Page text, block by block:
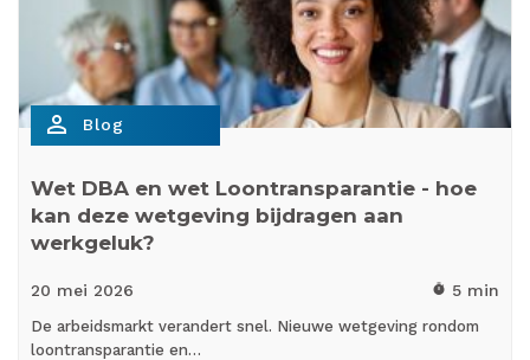
person_outline Blog
Wet DBA en wet Loontransparantie - hoe
kan deze wetgeving bijdragen aan
werkgeluk?
20 mei 2026 timer 5 min
De arbeidsmarkt verandert snel. Nieuwe wetgeving rondom
loontransparantie en…